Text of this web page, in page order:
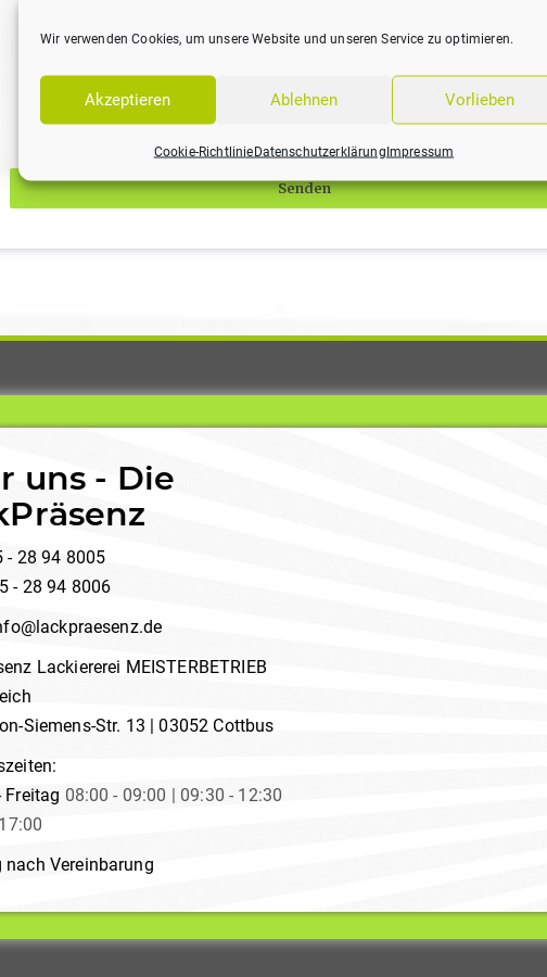
Wir verwenden Cookies, um unsere Website und unseren Service zu optimieren.
Akzeptieren Ablehnen Vorlieben
Cookie-RichtlinieDatenschutzerklärungImpressum
Datenschutz
Hiermit erkläre ich mein Einverständnis, dass
BDSG und der Datenschutzerklärung dieser Website
verarbeitet werden.
Senden
uns - Die
- 28 94 8005
- 28 94 8006
Lackiererei MEISTERBETRIEB
Siemens-Str. 13 | 03052 Cottbus
Freitag 08:00 - 09:00 | 09:30 - 12:30
nach Vereinbarung